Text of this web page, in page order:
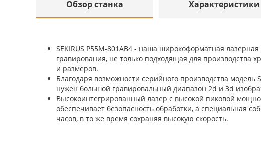
Обзор станка Характеристики
SEKIRUS P55M-801AB4 - наша широкоформатная
гравирования, не только подходящая для производства
и размеров.
Благодаря возможности серийного производства
нужен большой гравировальный диапазон 2d и 3d
Высокоинтегрированный лазер с высокой пиковой
обеспечивает безопасность обработки, а специальная
часов, в то же время сохраняя высокую скорость.